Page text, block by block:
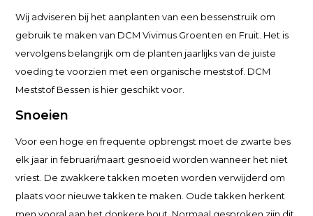
Wij adviseren bij het aanplanten van een bessenstruik om
gebruik te maken van DCM Vivimus Groenten en Fruit. Het is
vervolgens belangrijk om de planten jaarlijks van de juiste
voeding te voorzien met een organische meststof. DCM
Meststof Bessen is hier geschikt voor.
Snoeien
Voor een hoge en frequente opbrengst moet de zwarte bes
elk jaar in februari/maart gesnoeid worden wanneer het niet
vriest. De zwakkere takken moeten worden verwijderd om
plaats voor nieuwe takken te maken. Oude takken herkent